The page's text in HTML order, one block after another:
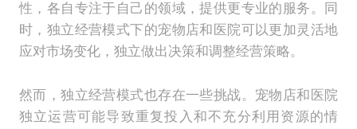
性，各自专注于自己的领域，提供更专业的服务。同
时，独立经营模式下的宠物店和医院可以更加灵活地
应对市场变化，独立做出决策和调整经营策略。
然而，独立经营模式也存在一些挑战。宠物店和医院
独立运营可能导致重复投入和不充分利用资源的情